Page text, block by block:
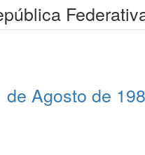
de Agosto de